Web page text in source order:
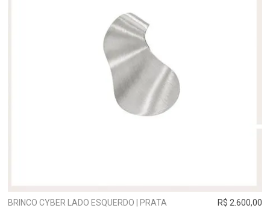
BRINCO CYBER LADO ESQUERDO | PRATA R$ 2.600,00